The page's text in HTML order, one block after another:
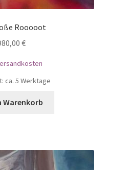
Rooooot
€
ca. 5 Werktage
Warenkorb